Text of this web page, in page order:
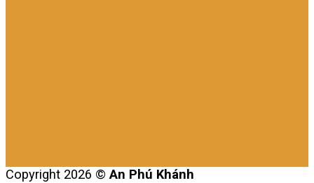
Copyright 2026 © An Phú Khánh